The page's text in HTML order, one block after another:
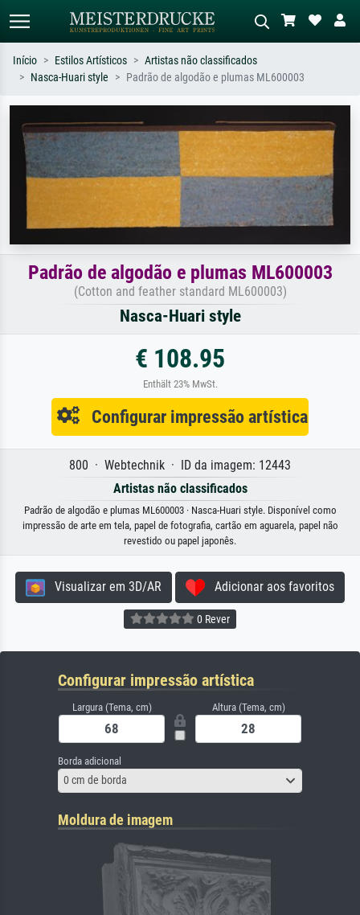
Pesquise por artista, título ou estilo –
ex: Monet, Noite Estrelada,
impressionismo, onda de Hokusai, nu.
Descreva a cena – ex: prado verde,
abstrato com muito vermelho, pintura
a óleo escura, nu em pé ao lado de
uma árvore.
Início Estilos Artísticos
Artistas não classificados
Nasca-Huari style
Padrão de algodão e plumas ML600003
Padrão de algodão e plumas ML600003
(Cotton and feather standard ML600003)
Nasca-Huari style
€ 108.95
Enthält 23% MwSt.
Configurar impressão artística
800 · Webtechnik · ID da imagem: 12443
Artistas não classificados
Padrão de algodão e plumas ML600003 · Nasca-Huari style. Disponível como
impressão de arte em tela, papel de fotografia, cartão em aguarela, papel não
revestido ou papel japonês.
Visualizar em 3D/AR Adicionar aos favoritos
0 Rever
Configurar impressão artística
Largura (Tema, cm) Altura (Tema, cm)
Borda adicional
0 cm de borda
Moldura de imagem